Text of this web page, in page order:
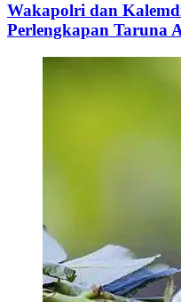
Wakapolri dan
Perlengkapan Taruna